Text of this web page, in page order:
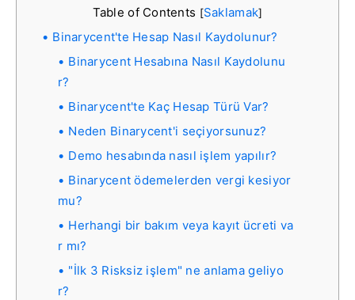
Table of Contents [Saklamak]
Binarycent'te Hesap Nasıl Kaydolunur?
Binarycent Hesabına Nasıl Kaydolunu
r?
Binarycent'te Kaç Hesap Türü Var?
Neden Binarycent'i seçiyorsunuz?
Demo hesabında nasıl işlem yapılır?
Binarycent ödemelerden vergi kesiyor
mu?
Herhangi bir bakım veya kayıt ücreti va
r mı?
"İlk 3 Risksiz işlem" ne anlama geliyo
r?